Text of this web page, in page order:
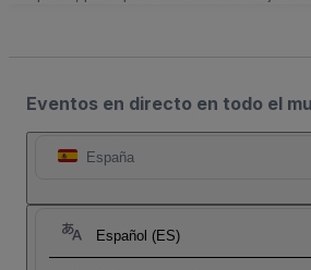
Eventos en directo en todo el
España
Español (ES)